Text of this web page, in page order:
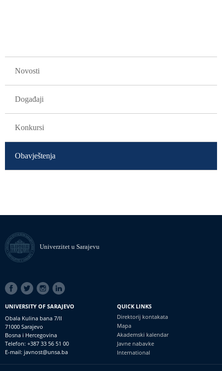
Novosti
Događaji
Konkursi
Obavještenja
Univerzitet u Sarajevu
SOCIAL
LINKS
UNIVERSITY OF SARAJEVO
Obala Kulina bana 7/II
71000 Sarajevo
Bosna i Hercegovina
Telefon: +387 33 56 51 00
E-mail: javnost@unsa.ba
QUICK LINKS
Direktorij kontakata
Mapa
Akademski kalendar
Javne nabavke
International